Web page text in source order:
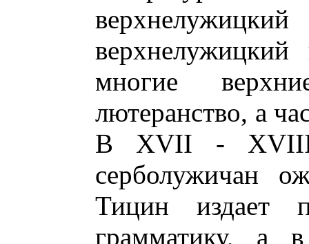
верхнелужицкий
многие
лютеранство, а
В XVII - XVIII
серболужичан
Тицин издает
грамматику, а